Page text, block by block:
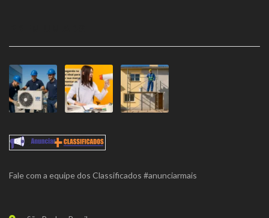
Fale com a equipe dos Classificados #anunciarmais